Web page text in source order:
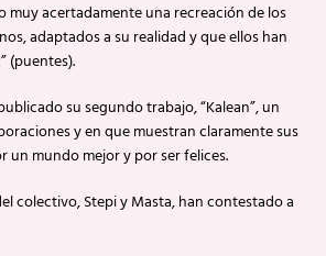
muy acertadamente una recreación de los
adaptados a su realidad y que ellos han
(puentes).
su segundo trabajo, “Kalean”, un
y en que muestran claramente sus
un mundo mejor y por ser felices.
colectivo, Stepi y Masta, han contestado a